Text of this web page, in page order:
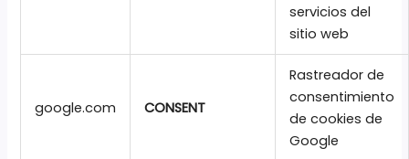
servicios del
sitio web
google.com CONSENT
Rastreador de
consentimiento
de cookies de
Google